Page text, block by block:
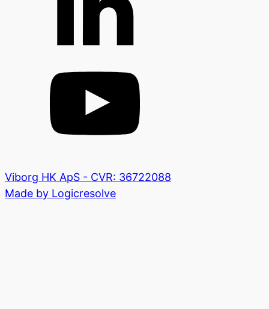
Viborg HK ApS - CVR: 36722088
Made by Logicresolve